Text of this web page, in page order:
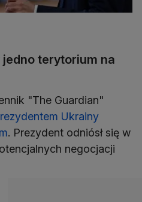
jedno terytorium na
"The Guardian"
Ukrainy
. Prezydent odniósł się w
negocjacji